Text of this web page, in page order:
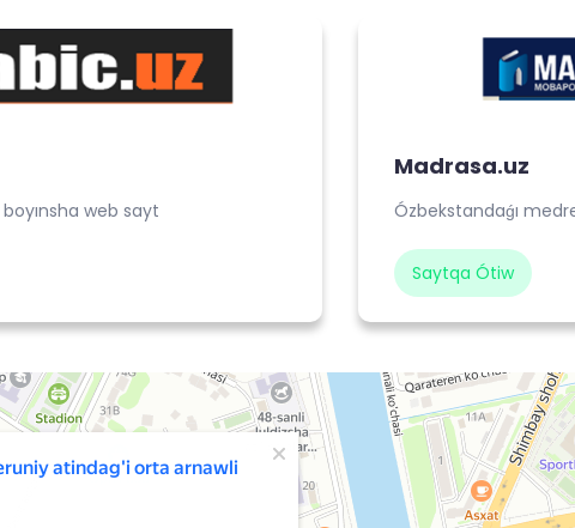
web sayt
Madrasa.uz
Ózbekstandaǵı
Saytqa Ótiw